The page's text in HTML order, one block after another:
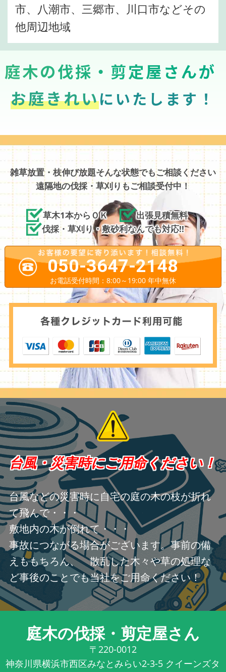
市、八潮市、三郷市、川口市などその
他周辺地域
庭木の伐採・剪定屋さんが
お庭きれいにいたします！
雑草放置・枝伸び放題そんな状態でもご相談ください
遠隔地の伐採・草刈りもご相談受付中！
草木1本からＯＫ
出張見積無料
伐採・草刈り・敷砂利なんでも対応!!
050-3647-2148
お電話受付時間：8:00～19:00 年中無休
台風・災害時にご用命ください！
台風などの災害時に自宅の庭の木の枝が折れ
て飛んで・・・
敷地内の木が倒れて・・・
事故につながる場合がございます。事前の備
えももちろん、 散乱した木々や草の処理な
ど事後のことでも当社をご用命ください！
庭木の伐採・剪定屋さん
〒220-0012
神奈川県横浜市西区みなとみらい2-3-5 クイーンズタ